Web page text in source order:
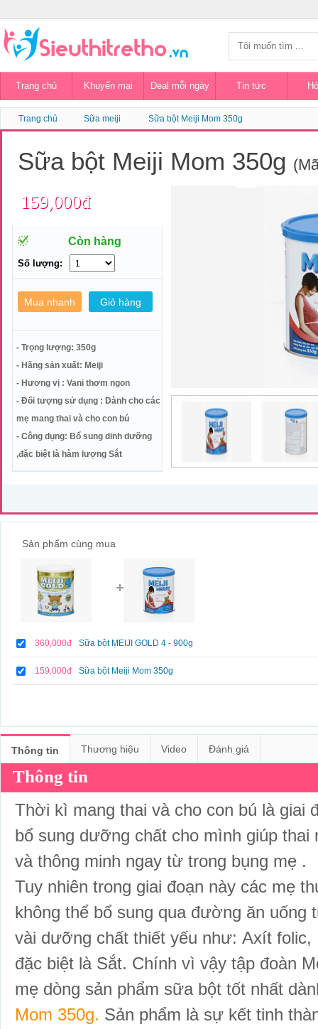
Trang chủ Khuyến mại Deal mỗi ngày Tin tức
Trang chủ Sữa meiji Sữa bột Meiji Mom 350g
Sữa bột Meiji Mom 350g
159,000đ
Còn hàng
Số lượng:
- Trọng lượng: 350g
- Hãng sản xuất: Meiji
- Hương vị : Vani thơm ngon
- Đối tượng sử dụng : Dành cho các
mẹ mang thai và cho con bú
- Công dụng: Bổ sung dinh dưỡng
,đặc biệt là hàm lượng Sắt
Sản phẩm cùng mua
360,000đ Sữa bột MEIJI GOLD 4 - 900g
159,000đ Sữa bột Meiji Mom 350g
Thông tin Thương hiệu Video Đánh giá
Thông tin
Thời kì mang thai và cho con bú là giai
bổ sung dưỡng chất cho mình giúp thai
và thông minh ngay từ trong bụng mẹ .
Tuy nhiên trong giai đoạn này các mẹ
không thể bổ sung qua đường ăn uống
vài dưỡng chất thiết yếu như: Axít folic,
đặc biệt là Sắt. Chính vì vậy tập đoàn
mẹ dòng sản phẩm sữa bột tốt nhất
Mom 350g. Sản phẩm là sự kết tinh